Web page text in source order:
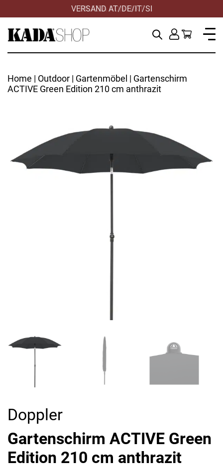
HILFE & KONTAKT
VERSAND AT/DE/IT/SI
Home | Outdoor | Gartenmöbel | Gartenschirm
ACTIVE Green Edition 210 cm anthrazit
Doppler
Gartenschirm ACTIVE Green
Edition 210 cm anthrazit